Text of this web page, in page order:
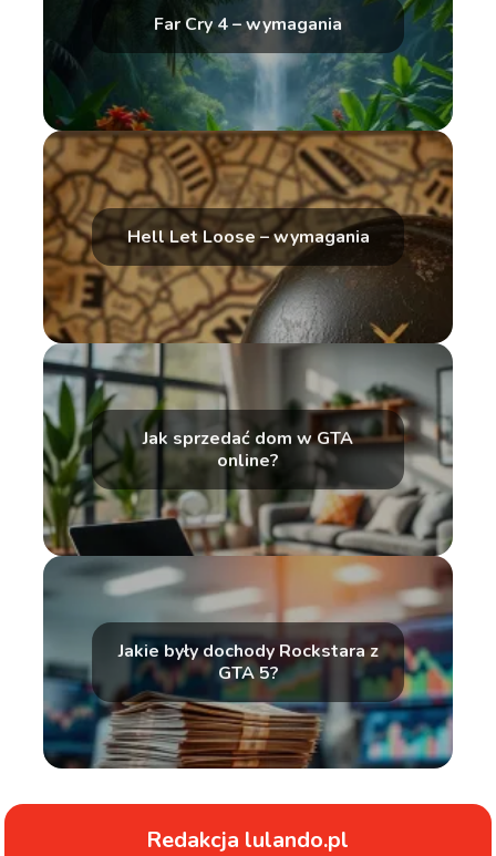
Far Cry 4 – wymagania
Hell Let Loose – wymagania
Jak sprzedać dom w GTA
online?
Jakie były dochody Rockstara z
GTA 5?
Redakcja lulando.pl